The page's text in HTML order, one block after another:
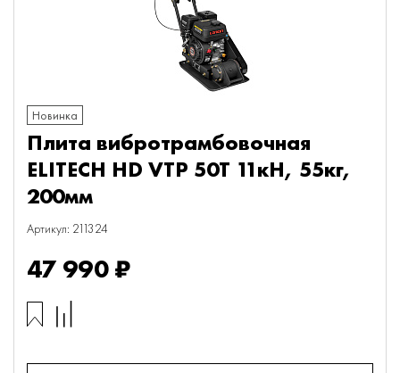
Новинка
Плита вибротрамбовочная
ELITECH HD VTP 50T 11кН, 55кг,
200мм
Артикул: 211324
47 990 ₽